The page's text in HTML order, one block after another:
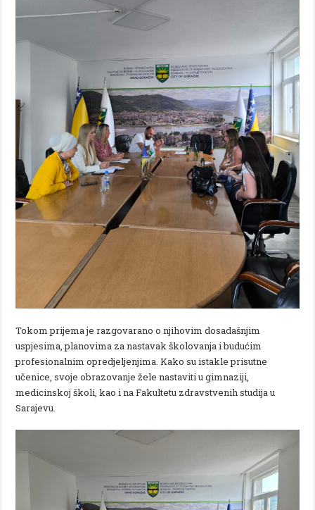
Tokom prijema je razgovarano o njihovim dosadašnjim
uspjesima, planovima za nastavak školovanja i budućim
profesionalnim opredjeljenjima. Kako su istakle prisutne
učenice, svoje obrazovanje žele nastaviti u gimnaziji,
medicinskoj školi, kao i na Fakultetu zdravstvenih studija u
Sarajevu.